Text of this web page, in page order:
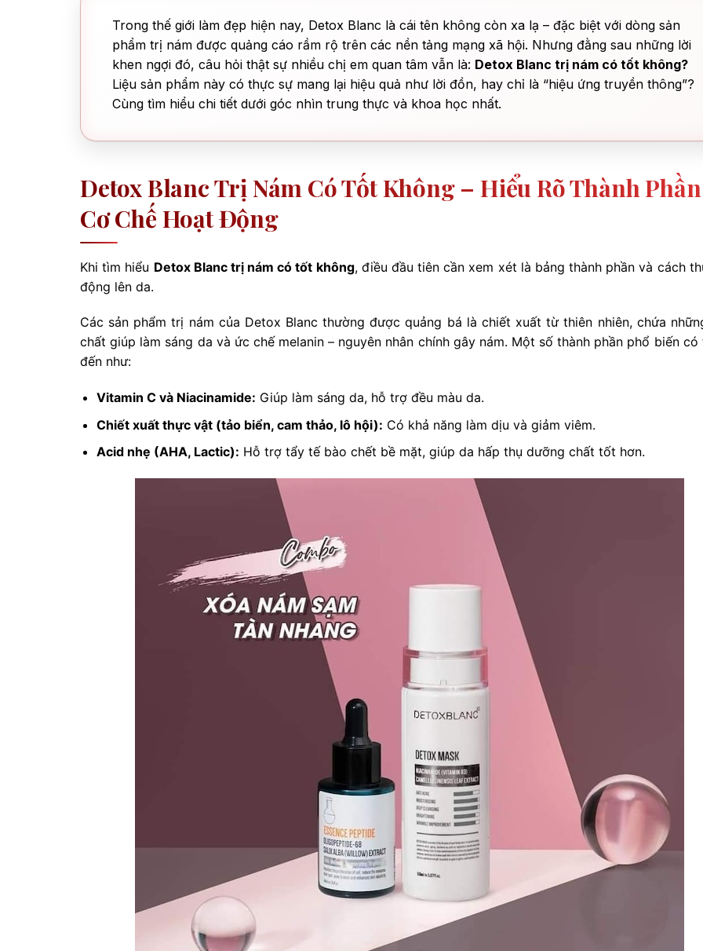
Trong thế giới làm đẹp hiện nay, Detox Blanc là cái tên không còn xa lạ – đặc biệt với dòng sản
phẩm trị nám được quảng cáo rầm rộ trên các nền tảng mạng xã hội. Nhưng đằng sau những lời
khen ngợi đó, câu hỏi thật sự nhiều chị em quan tâm vẫn là: Detox Blanc trị nám có tốt không?
Liệu sản phẩm này có thực sự mang lại hiệu quả như lời đồn, hay chỉ là “hiệu ứng truyền thông”?
Cùng tìm hiểu chi tiết dưới góc nhìn trung thực và khoa học nhất.
Detox Blanc Trị Nám Có Tốt Không – Hiểu Rõ Thành Phần
Cơ Chế Hoạt Động
Khi tìm hiểu Detox Blanc trị nám có tốt không, điều đầu tiên cần xem xét là bảng thành phần và cách
động lên da.
Các sản phẩm trị nám của Detox Blanc thường được quảng bá là chiết xuất từ thiên nhiên, chứa
chất giúp làm sáng da và ức chế melanin – nguyên nhân chính gây nám. Một số thành phần phổ biến có
đến như:
Vitamin C và Niacinamide: Giúp làm sáng da, hỗ trợ đều màu da.
Chiết xuất thực vật (tảo biển, cam thảo, lô hội): Có khả năng làm dịu và giảm viêm.
Acid nhẹ (AHA, Lactic): Hỗ trợ tẩy tế bào chết bề mặt, giúp da hấp thụ dưỡng chất tốt hơn.